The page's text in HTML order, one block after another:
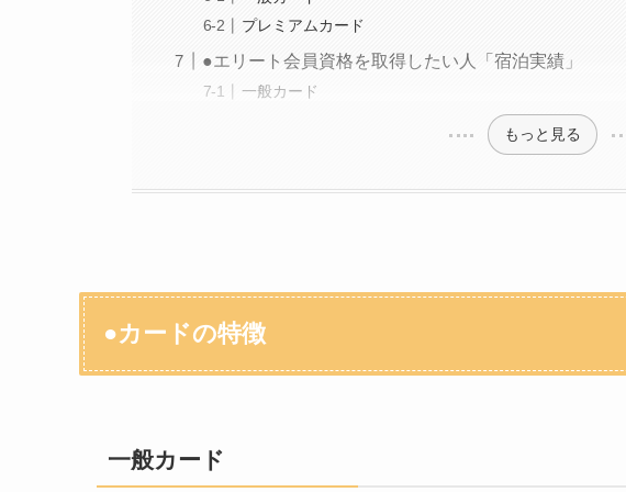
プレミアムカード
●エリート会員資格を取得したい人「宿泊実績」
一般カード
もっと見る
●カードの特徴
一般カード